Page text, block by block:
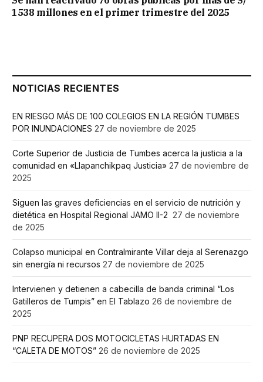
1538 millones en el primer trimestre del 2025
NOTICIAS RECIENTES
EN RIESGO MÁS DE 100 COLEGIOS EN LA REGIÓN TUMBES
POR INUNDACIONES 27 de noviembre de 2025
Corte Superior de Justicia de Tumbes acerca la justicia a la
comunidad en «Llapanchikpaq Justicia» 27 de noviembre de
2025
Siguen las graves deficiencias en el servicio de nutrición y
dietética en Hospital Regional JAMO II-2 27 de noviembre
de 2025
Colapso municipal en Contralmirante Villar deja al Serenazgo
sin energía ni recursos 27 de noviembre de 2025
Intervienen y detienen a cabecilla de banda criminal “Los
Gatilleros de Tumpis” en El Tablazo 26 de noviembre de
2025
PNP RECUPERA DOS MOTOCICLETAS HURTADAS EN
“CALETA DE MOTOS” 26 de noviembre de 2025